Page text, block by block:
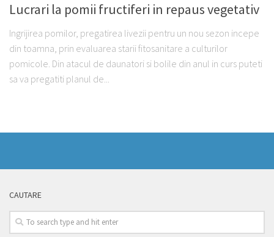
Lucrari la pomii fructiferi in repaus vegetativ
Ingrijirea pomilor, pregatirea livezii pentru un nou sezon incepe
din toamna, prin evaluarea starii fitosanitare a culturilor
pomicole. Din atacul de daunatori si bolile din anul in curs puteti
sa va pregatiti planul de...
CAUTARE